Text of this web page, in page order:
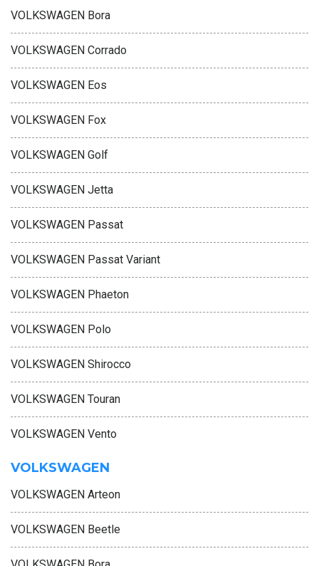
VOLKSWAGEN Bora
VOLKSWAGEN Corrado
VOLKSWAGEN Eos
VOLKSWAGEN Fox
VOLKSWAGEN Golf
VOLKSWAGEN Jetta
VOLKSWAGEN Passat
VOLKSWAGEN Passat Variant
VOLKSWAGEN Phaeton
VOLKSWAGEN Polo
VOLKSWAGEN Shirocco
VOLKSWAGEN Touran
VOLKSWAGEN Vento
VOLKSWAGEN
VOLKSWAGEN Arteon
VOLKSWAGEN Beetle